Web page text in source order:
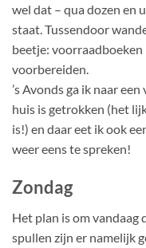
wel dat – qua dozen en
staat. Tussendoor
beetje:
voorbereiden.
’s Avonds ga ik naar
huis is getrokken (het
is!) en daar eet ik ook
weer eens te spreken!
Zondag
Het plan is om vandaag
spullen zijn er namelijk